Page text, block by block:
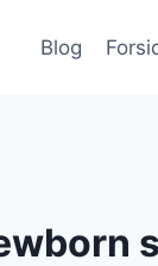
Blog